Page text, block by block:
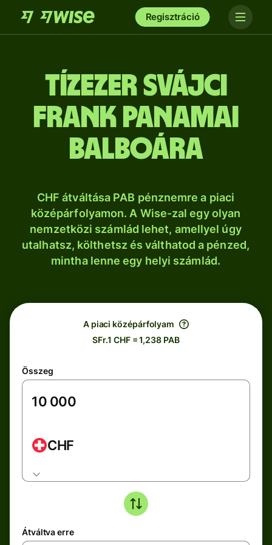
Regisztráció
tíz­ezer svájci
frank panamai
balboára
CHF átváltása PAB pénznemre a piaci
középárfolyamon. A Wise-zal egy olyan
nemzetközi számlád lehet, amellyel úgy
utalhatsz, költhetsz és válthatod a pénzed,
mintha lenne egy helyi számlád.
A piaci középárfolyam
SFr.1 CHF = 1,238 PAB
Összeg
CHF
Átváltva erre